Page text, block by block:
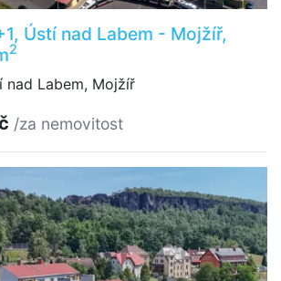
Ústí nad Labem - Mojžíř,
2
nad Labem, Mojžíř
/za nemovitost